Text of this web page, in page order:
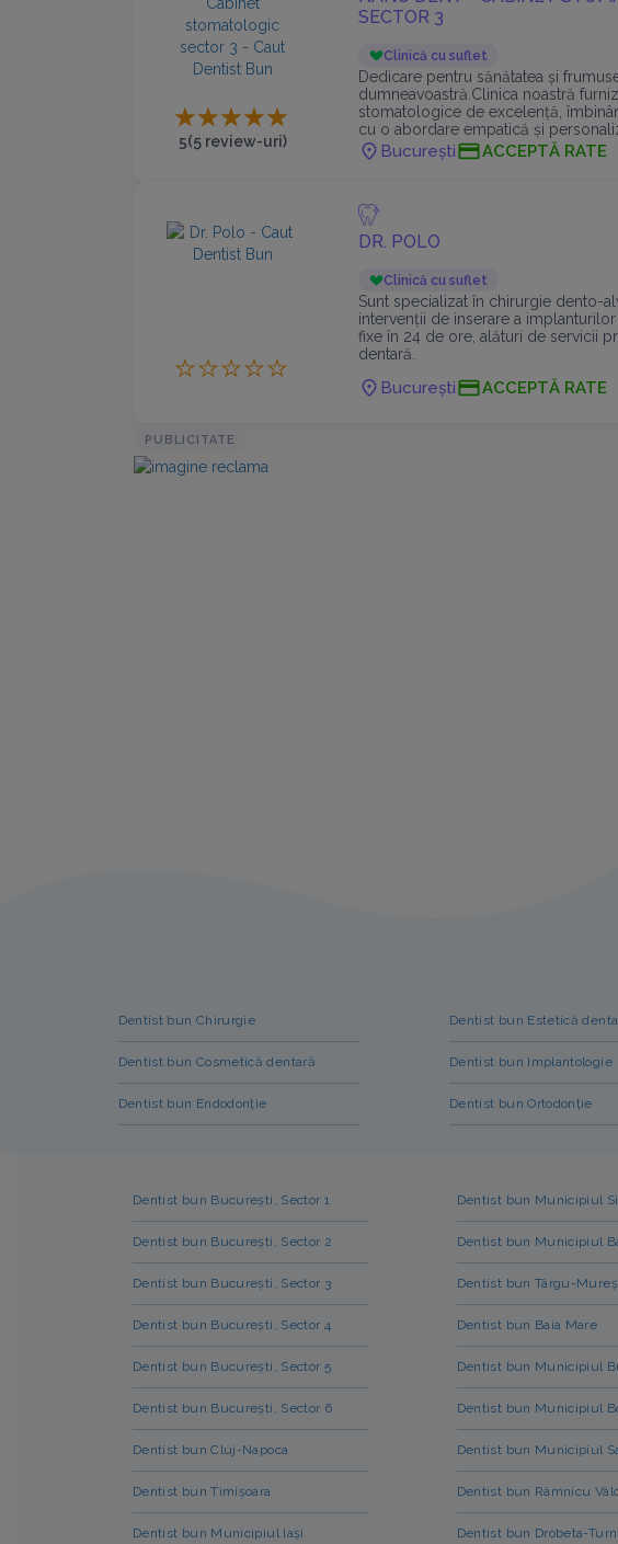
5(5 review-uri)
SECTOR 3
Clinică cu suflet
Dedicare pentru sănătatea și
dumneavoastră.Clinica noastră
stomatologice de excelență,
cu o abordare empatică și
București ACCEPTĂ RATE
DR. POLO
Clinică cu suflet
Sunt specializat în chirurgie dento-
intervenții de inserare a
fixe în 24 de ore, alături de servicii
dentară.
București ACCEPTĂ RATE
PUBLICITATE
Dentist bun Chirurgie
Dentist bun Cosmetică dentară
Dentist bun Endodonție
Dentist bun Estetică
Dentist bun Implantologie
Dentist bun Ortodonție
Dentist bun București, Sector 1
Dentist bun București, Sector 2
Dentist bun București, Sector 3
Dentist bun București, Sector 4
Dentist bun București, Sector 5
Dentist bun București, Sector 6
Dentist bun Cluj-Napoca
Dentist bun Timișoara
Dentist bun Municipiul Iași
Dentist bun Municipiul
Dentist bun Municipiul
Dentist bun Târgu-Mureș
Dentist bun Baia Mare
Dentist bun Municipiul
Dentist bun Municipiul
Dentist bun Municipiul
Dentist bun Râmnicu
Dentist bun Drobeta-